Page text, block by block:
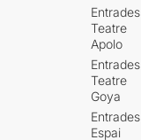
Entrades
Teatre
Apolo
Entrades
Teatre
Goya
Entrades
Espai